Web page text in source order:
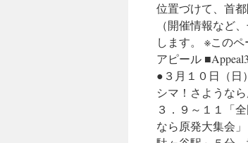
位置づけて、首
（開催情報など
します。 ※この
アピール
●３月１０日（日
シマ！さような
３．９～１１「
なら原発大集会